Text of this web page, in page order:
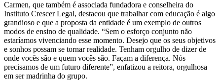
Carmen, que também é associada fundadora e conselheira do
Instituto Crescer Legal, destacou que trabalhar com educação é algo
grandioso e que a proposta da entidade é um exemplo de outros
modos de ensino de qualidade. “Sem o esforço conjunto não
estaríamos vivenciando esse momento. Desejo que os seus objetivos
e sonhos possam se tornar realidade. Tenham orgulho de dizer de
onde vocês são e quem vocês são. Façam a diferença. Nós
precisamos de um futuro diferente”, enfatizou a reitora, orgulhosa
em ser madrinha do grupo.